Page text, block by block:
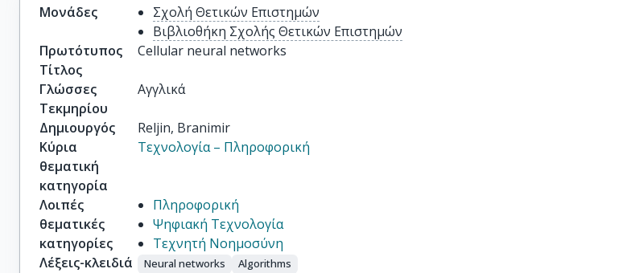
Μονάδες
Σχολή Θετικών Επιστημών
Βιβλιοθήκη Σχολής Θετικών Επιστημών
Πρωτότυπος
Τίτλος
Cellular neural networks
Γλώσσες
Τεκμηρίου
Αγγλικά
Δημιουργός
Reljin, Branimir
Κύρια
θεματική
κατηγορία
Τεχνολογία – Πληροφορική
Λοιπές
θεματικές
κατηγορίες
Πληροφορική
Ψηφιακή Τεχνολογία
Τεχνητή Νοημοσύνη
Λέξεις-κλειδιά
Neural networks Algorithms